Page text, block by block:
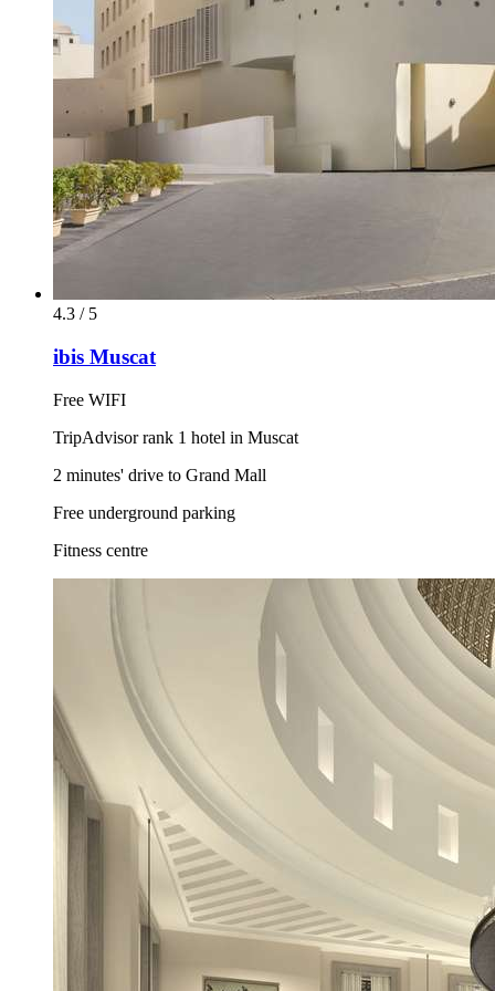
4.3 / 5
ibis Muscat
Free WIFI
TripAdvisor rank 1 hotel in Muscat
2 minutes' drive to Grand Mall
Free underground parking
Fitness centre